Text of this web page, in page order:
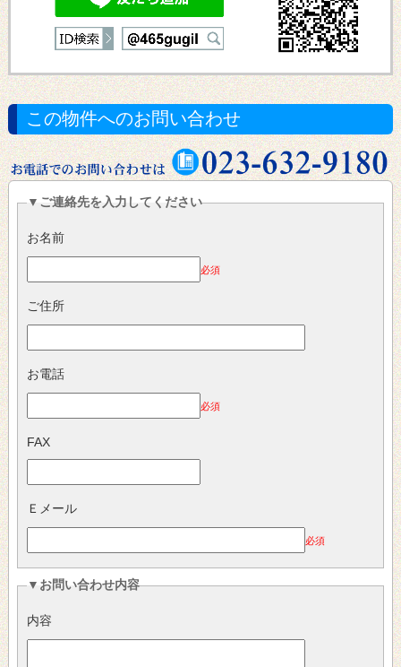
この物件へのお問い合わせ
▼ご連絡先を入力してください
お名前
必須
ご住所
お電話
必須
FAX
Ｅメール
必須
▼お問い合わせ内容
内容